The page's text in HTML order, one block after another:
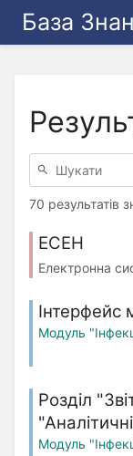
База
70 результатів
ЕСЕН
Електронна
Інтерфейс
Модуль
Розділ
Модуль